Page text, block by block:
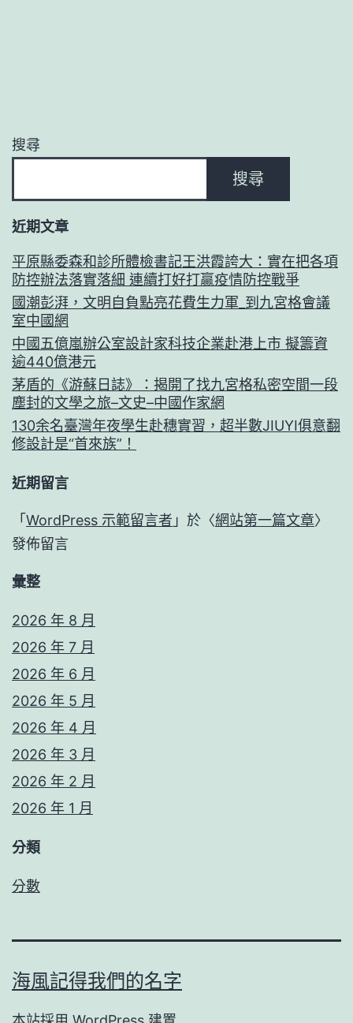
搜尋
搜尋
近期文章
平原縣委森和診所體檢書記王洪霞誇大：實在把各項
防控辦法落實落細 連續打好打贏疫情防控戰爭
國潮彭湃，文明自負點亮花費生力軍_到九宮格會議
室中國網
中國五億嵐辦公室設計家科技企業赴港上市 擬籌資
逾440億港元
茅盾的《游蘇日誌》：揭開了找九宮格私密空間一段
塵封的文學之旅–文史–中國作家網
130余名臺灣年夜學生赴穗實習，超半數JIUYI俱意翻
修設計是“首來族”！
近期留言
「 WordPress 示範留言者 」於〈網站第一篇文章〉
發佈留言
彙整
2026 年 8 月
2026 年 7 月
2026 年 6 月
2026 年 5 月
2026 年 4 月
2026 年 3 月
2026 年 2 月
2026 年 1 月
分類
分數
海風記得我們的名字